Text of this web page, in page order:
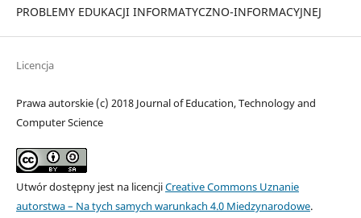
PROBLEMY EDUKACJI INFORMATYCZNO-INFORMACYJNEJ
Licencja
Prawa autorskie (c) 2018 Journal of Education, Technology and
Computer Science
Utwór dostępny jest na licencjiCreative Commons Uznanie
autorstwa – Na tych samych warunkach 4.0 Miedzynarodowe.